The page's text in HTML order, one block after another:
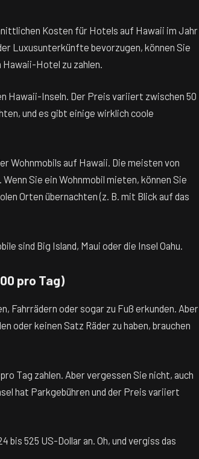
Kosten für Hotels auf Hawaii im Jahr
Luxusunterkünfte bevorzugen, können Sie
Hotel zu zahlen.
Hawaii-Inseln. Der Preis variiert zwischen 50
und es gibt einige wirklich coole
Wohnmobils auf Hawaii. Die meisten von
Sie ein Wohnmobil mieten, können Sie
Orten übernachten (z. B. mit Blick auf das
sind Big Island, Maui oder die Insel Oahu.
pro Tag)
Fahrrädern oder sogar zu Fuß erkunden. Aber
oder keinen Satz Räder zu haben, brauchen
Tag zahlen. Aber vergessen Sie nicht, auch
hat Parkgebühren und der Preis variiert
525 US-Dollar an. Oh, und vergiss das